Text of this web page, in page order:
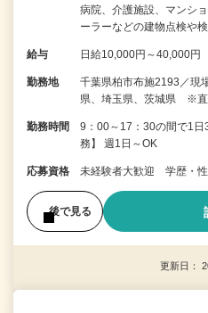
病院、介護施設、マンシ
ーラーなどの建物点検や
給与 日給10,000円～40,000円
勤務地
千葉県柏市布施2193／現
県、埼玉県、茨城県 ※直
勤務時間
9：00～17：30の間で1
務】 週1日～OK
応募資格 未経験者大歓迎 学歴・
後で見る
更新日：